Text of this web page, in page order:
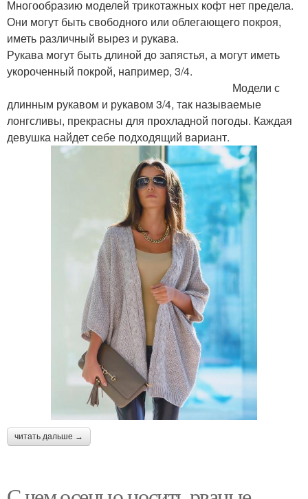
Многообразию моделей трикотажных кофт нет предела.
Они могут быть свободного или облегающего покроя,
иметь различный вырез и рукава.
Рукава могут быть длиной до запястья, а могут иметь
укороченный покрой, например, 3/4.
Модели с
длинным рукавом и рукавом 3/4, так называемые
лонгсливы, прекрасны для прохладной погоды. Каждая
девушка найдет себе подходящий вариант.
читать дальше →